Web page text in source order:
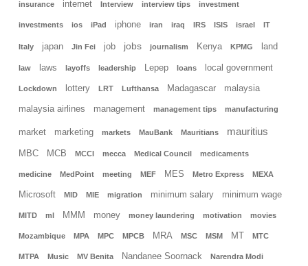
insurance internet Interview interview tips investment
investments ios iPad iphone iran iraq IRS ISIS israel IT
Italy japan Jin Fei job jobs journalism Kenya KPMG land
law laws layoffs leadership Lepep loans local government
Lockdown lottery LRT Lufthansa Madagascar malaysia
malaysia airlines management management tips manufacturing
market marketing markets MauBank Mauritians mauritius
MBC MCB MCCI mecca Medical Council medicaments
medicine MedPoint meeting MEF MES Metro Express MEXA
Microsoft MID MIE migration minimum salary minimum wage
MITD ml MMM money money laundering motivation movies
Mozambique MPA MPC MPCB MRA MSC MSM MT MTC
MTPA Music MV Benita Nandanee Soornack Narendra Modi